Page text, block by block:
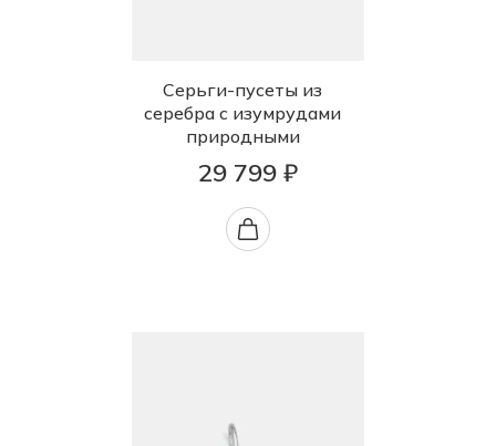
Серьги-пусеты из
серебра с изумрудами
природными
29 799 ₽